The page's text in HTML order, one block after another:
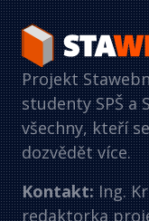
Projekt
studenty SPŠ a
všechny, kteří
dozvědět více.
Kontakt:Ing.
redaktorka